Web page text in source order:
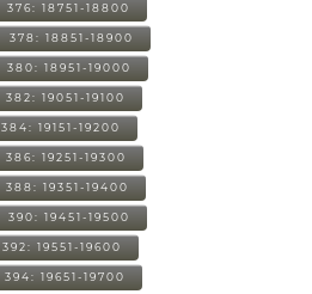
376: 18751-18800
378: 18851-18900
380: 18951-19000
382: 19051-19100
384: 19151-19200
386: 19251-19300
388: 19351-19400
390: 19451-19500
392: 19551-19600
394: 19651-19700